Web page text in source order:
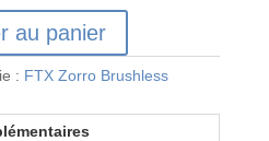
au panier
: FTX Zorro Brushless